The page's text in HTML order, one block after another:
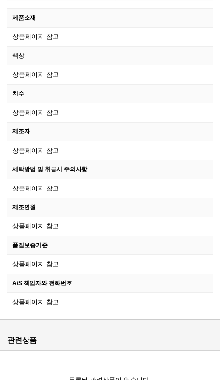
제품소재
상품페이지 참고
색상
상품페이지 참고
치수
상품페이지 참고
제조자
상품페이지 참고
세탁방법 및 취급시 주의사항
상품페이지 참고
제조연월
상품페이지 참고
품질보증기준
상품페이지 참고
A/S 책임자와 전화번호
상품페이지 참고
관련상품